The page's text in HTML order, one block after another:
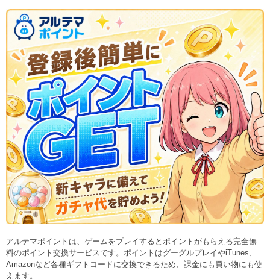
アルテマポイントは、ゲームをプレイするとポイントがもらえる完全無
料のポイント交換サービスです。ポイントはグーグルプレイやiTunes、
Amazonなど各種ギフトコードに交換できるため、課金にも買い物にも使
えます。